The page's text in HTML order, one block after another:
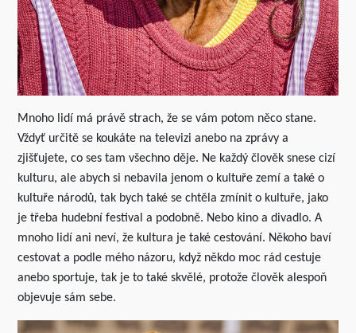
Mnoho lidí má právě strach, že se vám potom něco stane.
Vždyť určitě se koukáte na televizi anebo na zprávy a
zjišťujete, co ses tam všechno děje. Ne každý člověk snese cizí
kulturu, ale abych si nebavila jenom o kultuře zemí a také o
kultuře národů, tak bych také se chtěla zmínit o kultuře, jako
je třeba hudební festival a podobně. Nebo kino a divadlo. A
mnoho lidí ani neví, že kultura je také cestování. Někoho baví
cestovat a podle mého názoru, když někdo moc rád cestuje
anebo sportuje, tak je to také skvělé, protože člověk alespoň
objevuje sám sebe.